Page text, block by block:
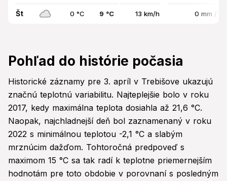
Št 0 °C 9 °C 13 km/h 0 mm /
Pohľad do histórie počasia
Historické záznamy pre 3. apríl v Trebišove ukazujú
značnú teplotnú variabilitu. Najteplejšie bolo v roku
2017, kedy maximálna teplota dosiahla až 21,6 °C.
Naopak, najchladnejší deň bol zaznamenaný v roku
2022 s minimálnou teplotou -2,1 °C a slabým
mrznúcim dažďom. Tohtoročná predpoveď s
maximom 15 °C sa tak radí k teplotne priemernejším
hodnotám pre toto obdobie v porovnaní s posledným